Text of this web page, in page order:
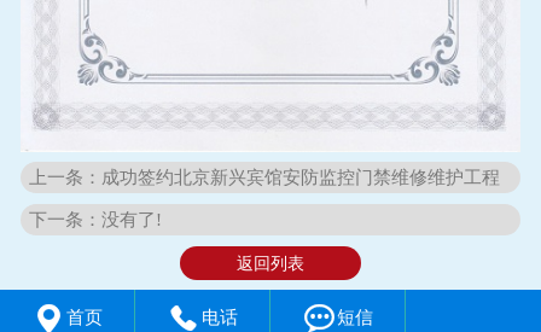
上一条：成功签约北京新兴宾馆安防监控门禁维修维护工程
下一条：没有了!
返回列表
 首页  电话 短信